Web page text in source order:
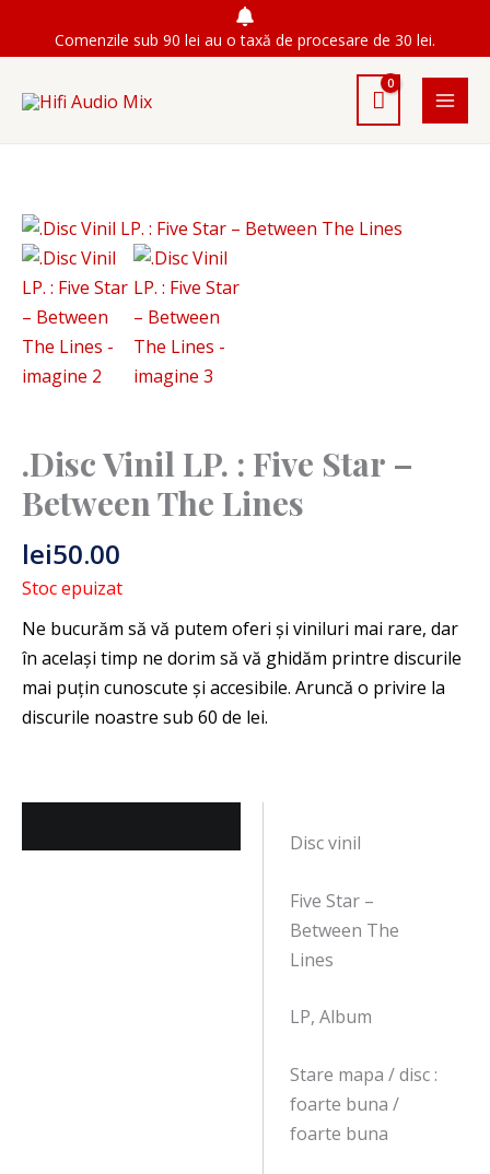
Comenzile sub 90 lei au o taxă de procesare de 30 lei.
.Disc Vinil LP. : Five Star –
Between The Lines
lei50.00
Stoc epuizat
Disc vinil
Five Star –
Between The
Lines
LP, Album
Stare mapa / disc :
foarte buna /
foarte buna